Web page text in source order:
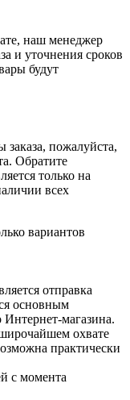
наш менеджер
и уточнения сроков
будут
пожалуйста,
Обратите
только на
всех
вариантов
отправка
основным
магазина.
охвате
практически
с момента